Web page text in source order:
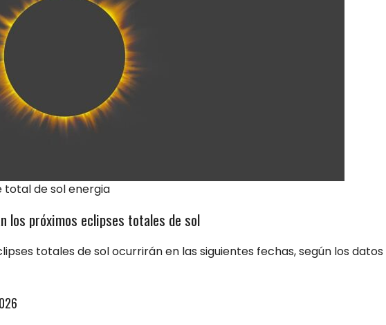
total de sol energia
los próximos eclipses totales de sol
totales de sol ocurrirán en las siguientes fechas, según los datos